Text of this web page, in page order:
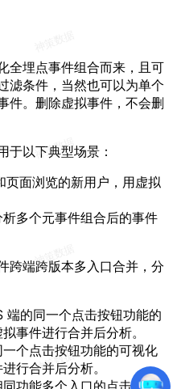
全埋点事件组合而来，且可
滤条件，当然也可以为单个
件。删除虚拟事件，不会删
于以下典型场景：
页面浏览的新用户，用虚拟
析多个元事件组合后的事件
跨端跨版本多入口合并，分
端的同一个点击按钮功能的
事件进行合并后分析。
个点击按钮功能的可视化
行合并后分析。